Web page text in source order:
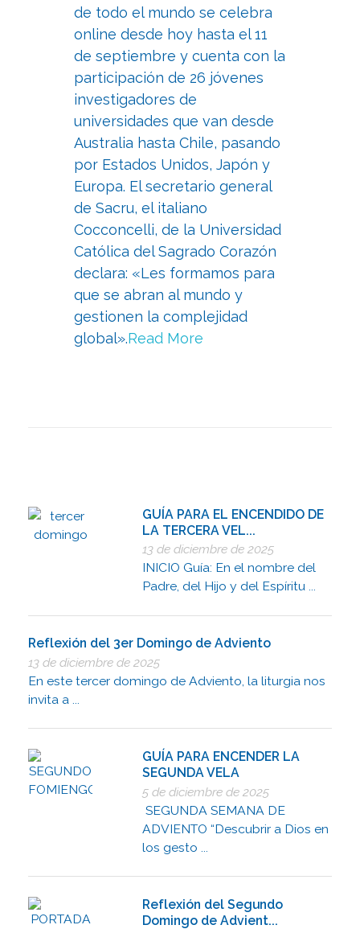
de todo el mundo se celebra
online desde hoy hasta el 11
de septiembre y cuenta con la
participación de 26 jóvenes
investigadores de
universidades que van desde
Australia hasta Chile, pasando
por Estados Unidos, Japón y
Europa. El secretario general
de Sacru, el italiano
Cocconcelli, de la Universidad
Católica del Sagrado Corazón
declara: «Les formamos para
que se abran al mundo y
gestionen la complejidad
global».Read More
GUÍA PARA EL ENCENDIDO DE
LA TERCERA VEL...
13 de diciembre de 2025
INICIO Guía: En el nombre del
Padre, del Hijo y del Espíritu ...
Reflexión del 3er Domingo de Adviento
13 de diciembre de 2025
En este tercer domingo de Adviento, la liturgia nos
invita a ...
GUÍA PARA ENCENDER LA
SEGUNDA VELA
5 de diciembre de 2025
SEGUNDA SEMANA DE
ADVIENTO “Descubrir a Dios en
los gesto ...
Reflexión del Segundo
Domingo de Advient...